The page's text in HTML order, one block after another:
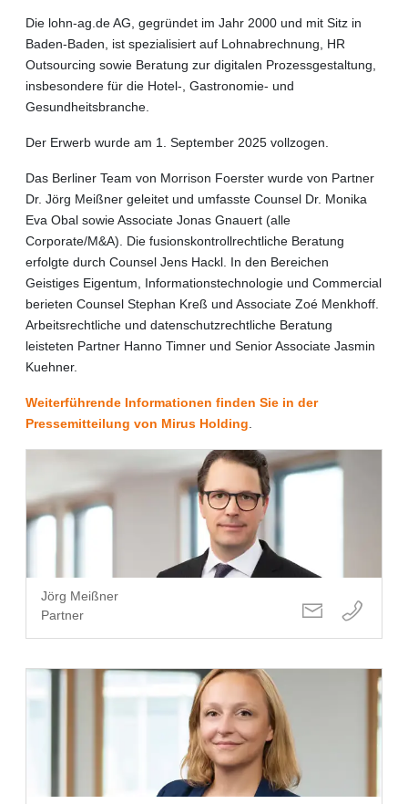
Die lohn-ag.de AG, gegründet im Jahr 2000 und mit Sitz in
Baden-Baden, ist spezialisiert auf Lohnabrechnung, HR
Outsourcing sowie Beratung zur digitalen Prozessgestaltung,
insbesondere für die Hotel-, Gastronomie- und
Gesundheitsbranche.
Der Erwerb wurde am 1. September 2025 vollzogen.
Das Berliner Team von Morrison Foerster wurde von Partner
Dr. Jörg Meißner geleitet und umfasste Counsel Dr. Monika
Eva Obal sowie Associate Jonas Gnauert (alle
Corporate/M&A). Die fusionskontrollrechtliche Beratung
erfolgte durch Counsel Jens Hackl. In den Bereichen
Geistiges Eigentum, Informationstechnologie und Commercial
berieten Counsel Stephan Kreß und Associate Zoé Menkhoff.
Arbeitsrechtliche und datenschutzrechtliche Beratung
leisteten Partner Hanno Timner und Senior Associate Jasmin
Kuehner.
Weiterführende Informationen finden Sie in der
Pressemitteilung von Mirus Holding
Jörg Meißner
Partner